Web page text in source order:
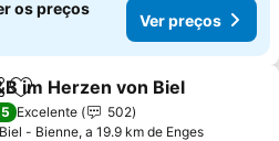
os preços
Ver preços
Adicionar aos favoritos
im Herzen von Biel
Excelente
502
Biel - Bienne, a 19.9 km de Enges